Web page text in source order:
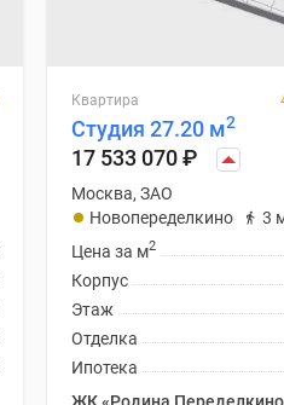
Квартира
Студия 27.20 м2
17 533 070₽
Москва, ЗАО
Новопеределкино
3
Цена за м2
Корпус
Этаж
Отделка
Ипотека
ЖК «Родина